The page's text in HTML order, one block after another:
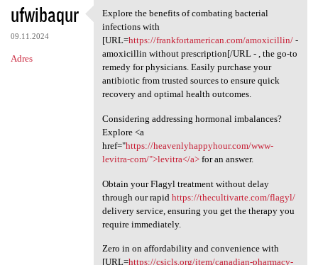
ufwibaqur
09.11.2024
Adres
Explore the benefits of
Explore the benefits of combating bacterial
infections with
[URL=https://frankfortamerican.com/amoxicillin/-
amoxicillin without prescription[/URL - , the go-to
remedy for physicians. Easily purchase your
antibiotic from trusted sources to ensure quick
recovery and optimal health outcomes.
Considering addressing hormonal imbalances?
Explore <a
href="https://heavenlyhappyhour.com/www-
levitra-com/">levitra</a>for an answer.
Obtain your Flagyl treatment without delay
through our rapid https://thecultivarte.com/flagyl/
delivery service, ensuring you get the therapy you
require immediately.
Zero in on affordability and convenience with
[URL=https://csicls.org/item/canadian-pharmacy-